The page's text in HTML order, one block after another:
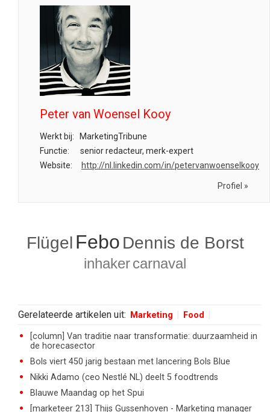
Peter van Woensel Kooy
Werkt bij:
MarketingTribune
Functie:
senior redacteur, merk-expert
Website:
http://nl.linkedin.com/in/petervanwoenselkooy
Profiel »
Flügel Febo Dennis de Borst
inhakercarnaval
Gerelateerde artikelen uit: Marketing Food
[column] Van traditie naar transformatie: duurzaamheid in
de horecasector
Bols viert 450 jarig bestaan met lancering Bols Blue
Nikki Adamo (ceo Nestlé NL) deelt 5 foodtrends
Blauwe Maandag op het Spui
[marketeer 213] Thijs Gussenhoven - Marketing manager